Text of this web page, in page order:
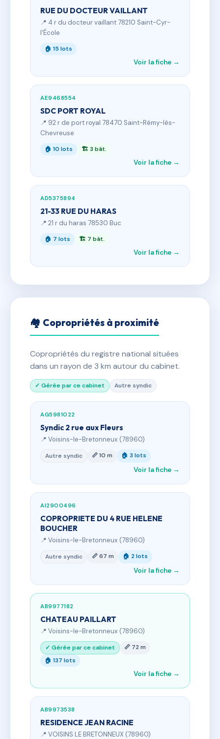
RUE DU DOCTEUR VAILLANT
📍 4 r du docteur vaillant 78210 Saint-Cyr-
l'École
🏠 15 lots
Voir la fiche →
AE9468554
SDC PORT ROYAL
📍 92 r de port royal 78470 Saint-Rémy-lès-
Chevreuse
🏠 10 lots 🏗 3 bât.
Voir la fiche →
AD5375894
21-33 RUE DU HARAS
📍 21 r du haras 78530 Buc
🏠 7 lots 🏗 7 bât.
Voir la fiche →
🏘 Copropriétés à proximité
Copropriétés du registre national situées
dans un rayon de 3 km autour du cabinet.
✓ Gérée par ce cabinet Autre syndic
AG5981022
Syndic 2 rue aux Fleurs
📍 Voisins-le-Bretonneux (78960)
Autre syndic 📏 10 m 🏠 3 lots
Voir la fiche →
AI2900496
COPROPRIETE DU 4 RUE HELENE
BOUCHER
📍 Voisins-le-Bretonneux (78960)
Autre syndic 📏 67 m 🏠 2 lots
Voir la fiche →
AB9977182
CHATEAU PAILLART
📍 Voisins-le-Bretonneux (78960)
✓ Gérée par ce cabinet
📏 72 m
🏠 137 lots
Voir la fiche →
AB9973538
RESIDENCE JEAN RACINE
📍 VOISINS LE BRETONNEUX (78960)